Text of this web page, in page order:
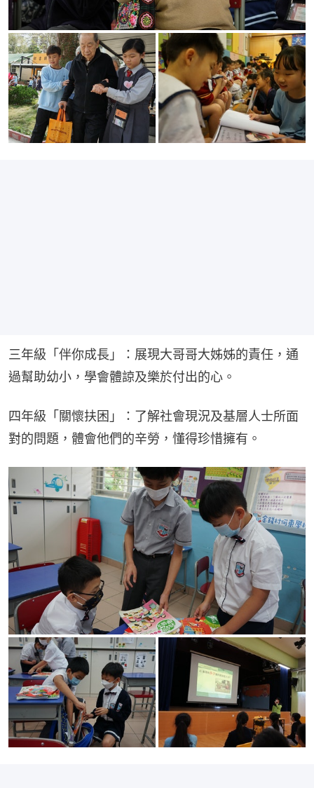
三年級「伴你成長」：展現大哥哥大姊姊的責任，通
過幫助幼小，學會體諒及樂於付出的心。
四年級「關懷扶困」：了解社會現況及基層人士所面
對的問題，體會他們的辛勞，懂得珍惜擁有。